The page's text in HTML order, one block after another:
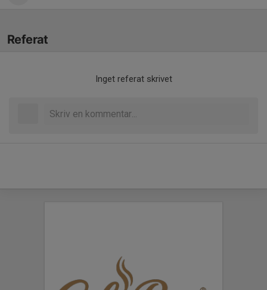
Referat
Inget referat skrivet